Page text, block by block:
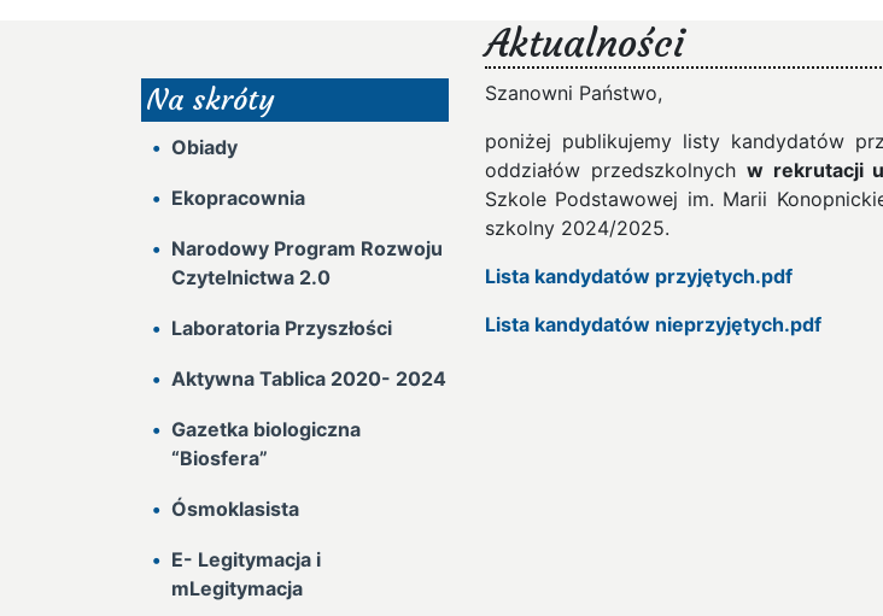
Aktualności
Na skróty
Obiady
Ekopracownia
Narodowy Program Rozwoju
Czytelnictwa 2.0
Laboratoria Przyszłości
Aktywna Tablica 2020- 2024
Gazetka biologiczna
“Biosfera”
Ósmoklasista
E- Legitymacja i
mLegitymacja
Szanowni Państwo,
poniżej publikujemy listy kandydatów
oddziałów przedszkolnych w rekrutacji
Szkole Podstawowej im. Marii
szkolny 2024/2025.
Lista kandydatów przyjętych.pdf
Lista kandydatów nieprzyjętych.pdf